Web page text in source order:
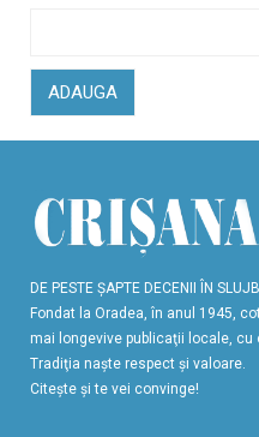
ADAUGA
DE PESTE ŞAPTE DECENII ÎN
Fondat la Oradea, în anul 1945,
mai longevive publicaţii locale, cu
Tradiţia naşte respect şi valoare.
Citeşte şi te vei convinge!